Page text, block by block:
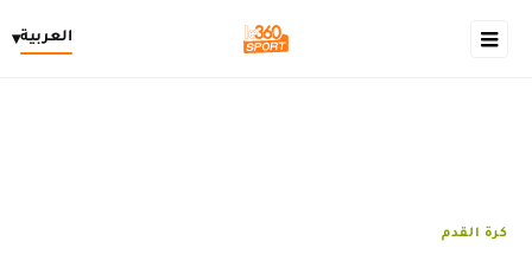
العربية▾
كرة القدم